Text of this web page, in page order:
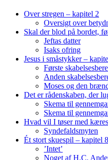
Over stregen – kapitel 2
Oversigt over
Skal der blod på bordet,
Jeftas datter
Isaks ofring
Jesus i småstykker –
Første
Anden
Moses og den
Det er rådenskaben, der
Skema til
Skema til
Hvad vil I tøser med
Syndefaldsmyten
Ét stort skuespil – kapitel 8
’Intet’
Noget af H.C.